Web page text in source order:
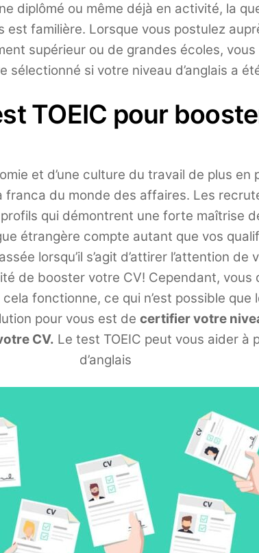
diplômé ou même déjà en activité, la
est familière. Lorsque vous postulez
supérieur ou de grandes écoles,
sélectionné si votre niveau d’anglais a
TOEIC pour
et d’une culture du travail de plus en
franca du monde des affaires. Les
qui démontrent une forte maîtrise
étrangère compte autant que vos
lorsqu’il s’agit d’attirer l’attention
de booster votre CV! Cependant,
fonctionne, ce qui n’est possible que
pour vous est de certifier votre
CV. Le test TOEIC peut vous aider à
d’anglais